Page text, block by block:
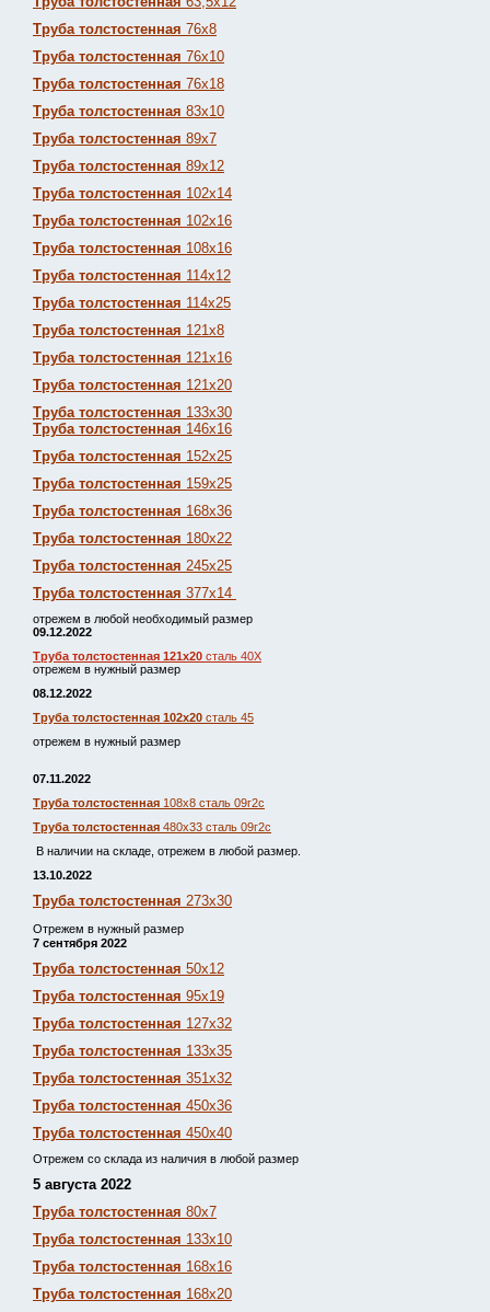
Труба толстостенная 76х8
Труба толстостенная 76х10
Труба толстостенная 76х18
Труба толстостенная 83х10
Труба толстостенная 89х7
Труба толстостенная 89х12
Труба толстостенная 102х14
Труба толстостенная 102х16
Труба толстостенная 108х16
Труба толстостенная 114х12
Труба толстостенная 114х25
Труба толстостенная 121х8
Труба толстостенная 121х16
Труба толстостенная 121х20
Труба толстостенная 133х30
Труба толстостенная 146х16
Труба толстостенная 152х25
Труба толстостенная 159х25
Труба толстостенная 168х36
Труба толстостенная 180х22
Труба толстостенная 245х25
Труба толстостенная 377х14
отрежем в любой необходимый размер
09.12.2022
Труба толстостенная 121х20 сталь 40Х
отрежем в нужный размер
08.12.2022
Труба толстостенная 102х20 сталь 45
отрежем в нужный размер
07.11.2022
Труба толстостенная 108х8 сталь 09г2с
Труба толстостенная 480х33 сталь 09г2с
В наличии на складе, отрежем в любой размер.
13.10.2022
Труба толстостенная 273х30
Отрежем в нужный размер
7 сентября 2022
Труба толстостенная 50х12
Труба толстостенная 95х19
Труба толстостенная 127х32
Труба толстостенная 133х35
Труба толстостенная 351х32
Труба толстостенная 450х36
Труба толстостенная 450х40
Отрежем со склада из наличия в любой размер
5 августа 2022
Труба толстостенная 80х7
Труба толстостенная 133х10
Труба толстостенная 168х16
Труба толстостенная 168х20